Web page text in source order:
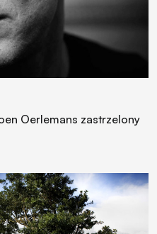
Oerlemans zastrzelony